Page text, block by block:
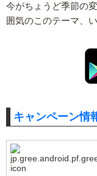
今がちょうど季節の
囲気のこのテーマ、
キャンペーン情